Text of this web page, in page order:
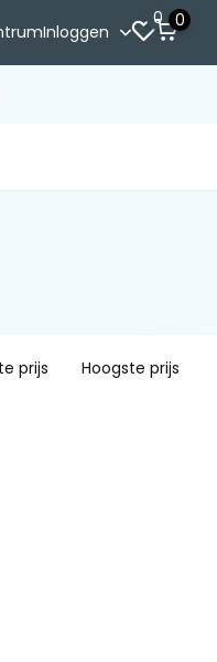
Inloggen
0 0
prijs Hoogste prijs